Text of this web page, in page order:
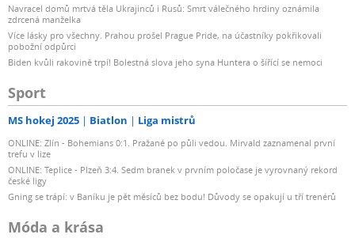
Navracel domů mrtvá těla Ukrajinců i Rusů: Smrt válečného hrdiny oznámila
zdrcená manželka
Více lásky pro všechny. Prahou prošel Prague Pride, na účastníky pokřikovali
pobožní odpůrci
Biden kvůli rakovině trpí! Bolestná slova jeho syna Huntera o šířící se nemoci
Sport
MS hokej 2025 Biatlon Liga mistrů
ONLINE: Zlín - Bohemians 0:1. Pražané po půli vedou. Mirvald zaznamenal první
trefu v lize
ONLINE: Teplice - Plzeň 3:4. Sedm branek v prvním poločase je vyrovnaný rekord
české ligy
Gning se trápí: v Baníku je pět měsíců bez bodu! Důvody se opakují u tří trenérů
Móda a krása